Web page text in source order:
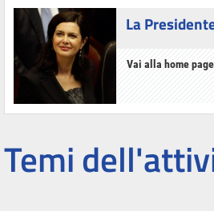
La
Vai alla home
Temi